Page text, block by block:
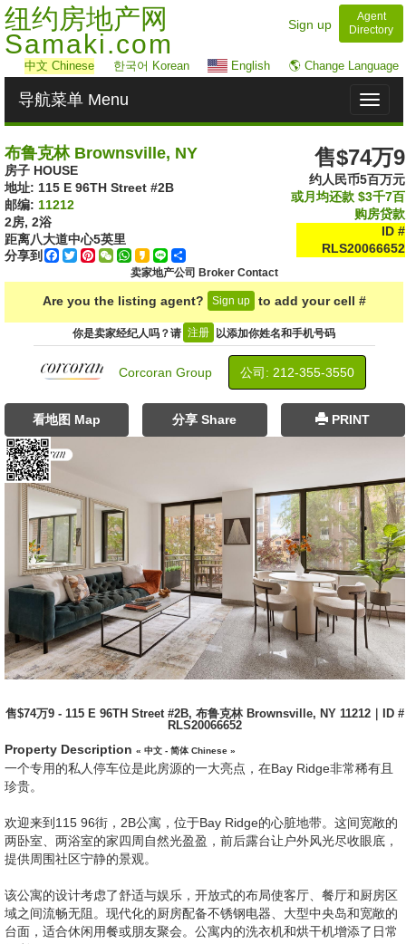
纽约房地产网
Samaki.com
Sign up
Agent
Directory
中文 Chinese 한국어 Korean English 🌎 Change Language
Toggle
导航菜单 Menu
布鲁克林 Brownsville, NY
房子 HOUSE
地址: ‎115 E 96TH Street #2B
邮编: 11212
2房, 2浴
距离八大道中心5英里
分享到
Facebook
TwitterPinterest
WeChat
WhatsApp
Kakao
Line
售$74万9
约人民币5百万元
或月均还款 $3千7百
购房贷款
ID #
RLS20066652
卖家地产公司 Broker Contact
Are you the listing agent? Sign up to add your cell #
你是卖家经纪人吗？请 注册 以添加你姓名和手机号码
Corcoran Group 公司: ‍212-355-3550
看地图 Map 分享 Share PRINT
售$74万9 - 115 E 96TH Street #2B, 布鲁克林 Brownsville, NY 11212｜ID #
RLS20066652
Property Description « 中文 - 简体 Chinese »
一个专用的私人停车位是此房源的一大亮点，在Bay Ridge非常稀有且
珍贵。
欢迎来到115 96街，2B公寓，位于Bay Ridge的心脏地带。这间宽敞的
两卧室、两浴室的家四周自然光盈盈，前后露台让户外风光尽收眼底，
提供周围社区宁静的景观。
该公寓的设计考虑了舒适与娱乐，开放式的布局使客厅、餐厅和厨房区
域之间流畅无阻。现代化的厨房配备不锈钢电器、大型中央岛和宽敞的
台面，适合休闲用餐或朋友聚会。公寓内的洗衣机和烘干机增添了日常